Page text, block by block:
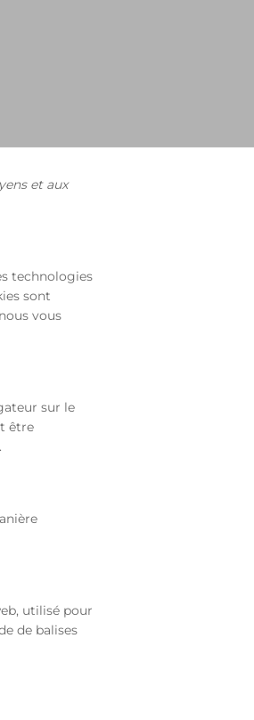
et aux
technologies
sont
vous
sur le
être
utilisé pour
de balises